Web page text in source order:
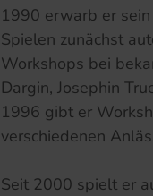
1990 erwarb er
Spielen zunächst
Workshops bei
Dargin, Josephin
1996 gibt er
verschiedenen
Seit 2000 spielt er